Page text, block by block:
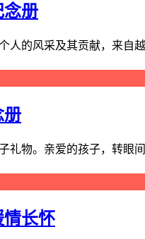
念册
的风采及其贡献，来
册
物。亲爱的孩子，转
情长怀